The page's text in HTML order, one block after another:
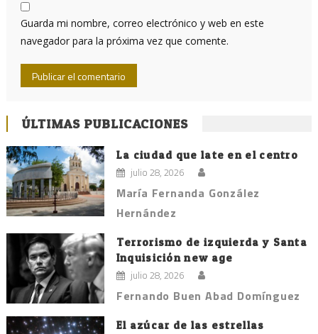
Guarda mi nombre, correo electrónico y web en este
navegador para la próxima vez que comente.
ÚLTIMAS PUBLICACIONES
La ciudad que late en el centro
julio 28, 2026
María Fernanda González
Hernández
Terrorismo de izquierda y Santa
Inquisición new age
julio 28, 2026
Fernando Buen Abad Domínguez
El azúcar de las estrellas